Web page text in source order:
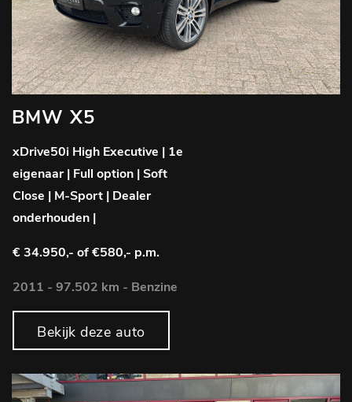
BMW X5
xDrive50i High Executive | 1e
eigenaar | Full option | Soft
Close | M-Sport | Dealer
onderhouden |
€ 34.950,- of €580,- p.m.
2011 - 97.502 km - Benzine
Bekijk deze auto